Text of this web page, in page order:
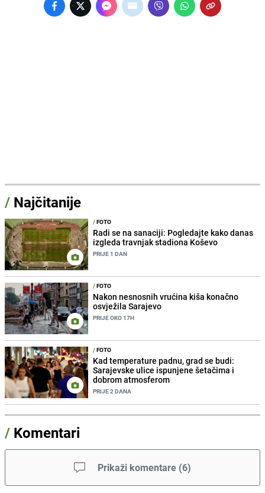
/ Najčitanije
/FOTO
Radi se na sanaciji: Pogledajte kako danas
izgleda travnjak stadiona Koševo
PRIJE 1 DAN
/FOTO
Nakon nesnosnih vrućina kiša konačno
osvježila Sarajevo
PRIJE OKO 17H
/FOTO
Kad temperature padnu, grad se budi:
Sarajevske ulice ispunjene šetačima i
dobrom atmosferom
PRIJE 2 DANA
/ Komentari
Prikaži komentare (6)